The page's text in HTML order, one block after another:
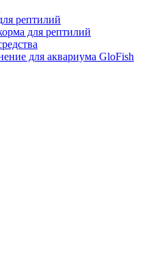
рептилий
для рептилий
для аквариума GloFish